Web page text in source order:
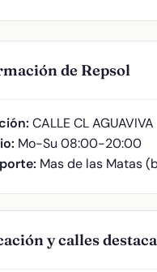
de Repsol
CALLE CL AGUAVIVA
Mo-Su 08:00-20:00
Mas de las Matas
y calles